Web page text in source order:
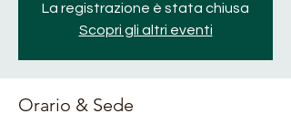
La registrazione è stata chiusa
Scopri gli altri eventi
Orario & Sede